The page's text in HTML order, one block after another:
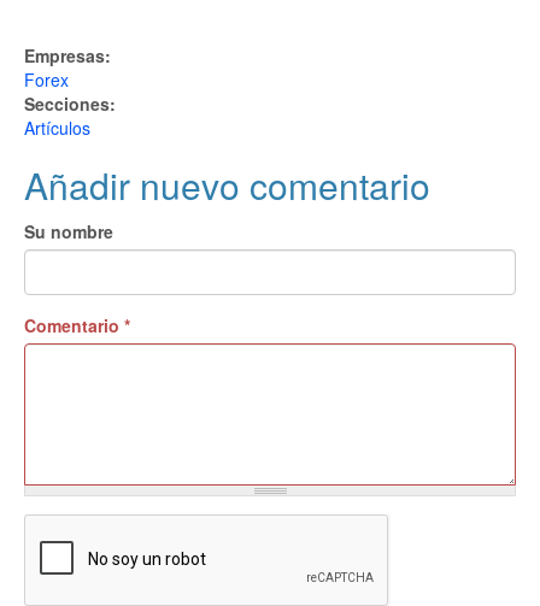
Empresas:
Forex
Secciones:
Artículos
Añadir nuevo comentario
Su nombre
Comentario *